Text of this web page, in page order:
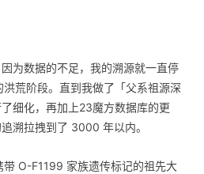
为数据的不足，我的溯源就一直停
荒阶段。直到我做了「父系祖源深
细化，再加上23魔方数据库的更
溯拉拽到了 3000 年以内。
O-F1199 家族遗传标记的祖先大